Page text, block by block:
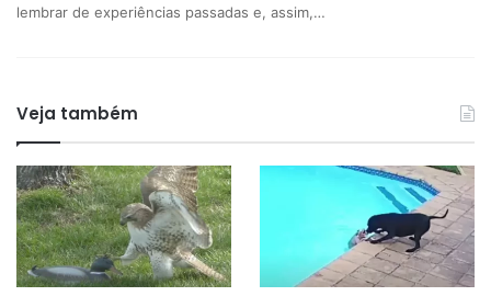
lembrar de experiências passadas e, assim,…
Veja também